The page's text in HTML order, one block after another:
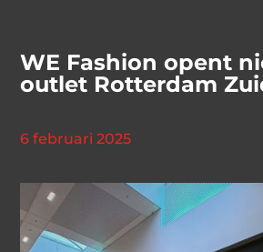
WE Fashion opent
outlet Rotterdam
6 februari 2025